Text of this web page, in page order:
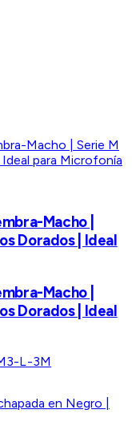
Macho |
Dorados | Ideal
Macho |
Dorados | Ideal
L-3M